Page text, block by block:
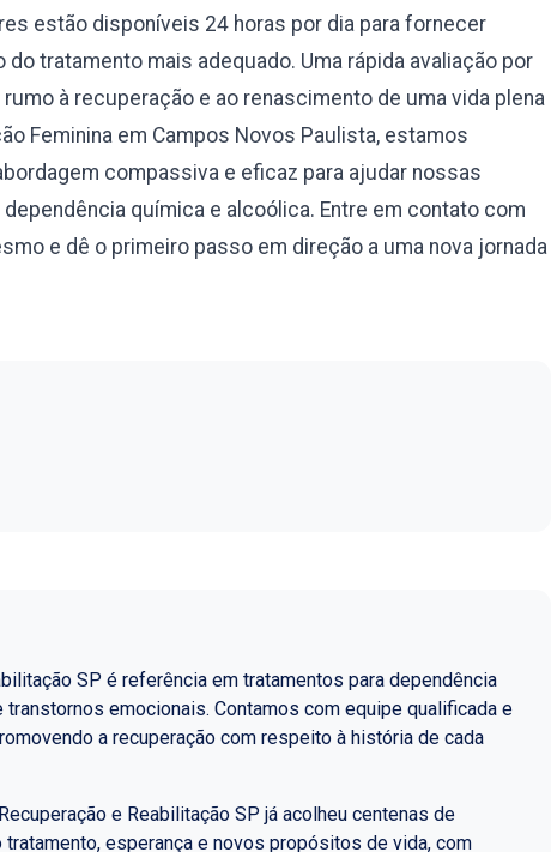
estão disponíveis 24 horas por dia para fornecer
tratamento mais adequado. Uma rápida avaliação por
à recuperação e ao renascimento de uma vida plena
Feminina em Campos Novos Paulista, estamos
compassiva e eficaz para ajudar nossas
química e alcoólica. Entre em contato com
e dê o primeiro passo em direção a uma nova jornada
SP é referência em tratamentos para dependência
transtornos emocionais. Contamos com equipe qualificada e
a recuperação com respeito à história de cada
e Reabilitação SP já acolheu centenas de
esperança e novos propósitos de vida, com